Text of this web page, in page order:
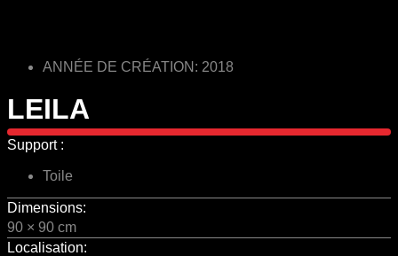
ANNÉE DE CRÉATION: 2018
LEILA
Support :
Toile
Dimensions:
90 × 90 cm
Localisation: